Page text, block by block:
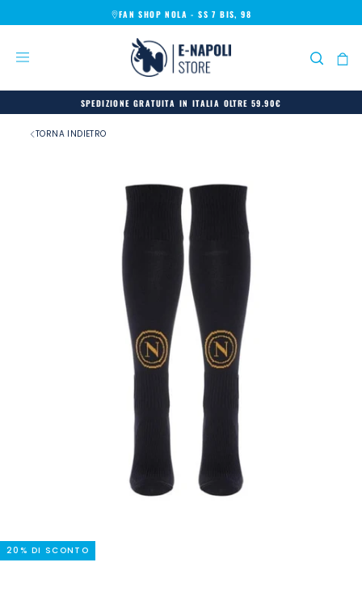
AL
FAN SHOP NOLA - SS 7 BIS, 98
SPEDIZIONE GRATUITA IN ITALIA OLTRE 59.90€
TORNA INDIETRO
20% DI SCONTO